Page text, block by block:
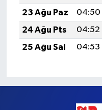
23 Ağu Paz
04:50
24 Ağu Pts
04:52
25 Ağu Sal
04:53